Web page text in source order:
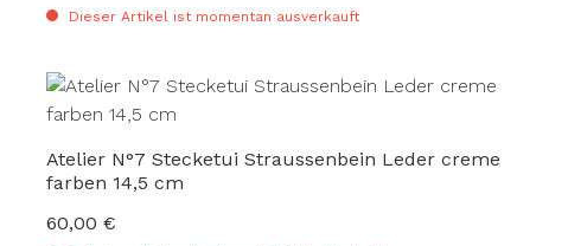
Dieser Artikel ist momentan ausverkauft
Atelier N°7 Stecketui Straussenbein Leder creme
farben 14,5 cm
Regulärer Preis:
60,00 €